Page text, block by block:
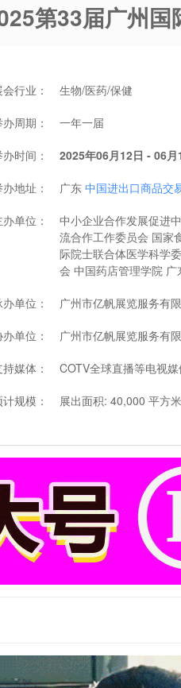
第33届广州国
行业： 生物/医药/保健
周期： 一年一届
时间： 2025年06月12日 - 06月
地址： 广东 中国进出口商品交
单位：
中小企业合作发展促进
流合作工作委员会 国家
际院士联合体医学科学
会 中国药店管理学院
单位： 广州市亿帆展览服务有
单位： 广州市亿帆展览服务有
媒体： COTV全球直播等电视
规模： 展出面积: 40,000 平方